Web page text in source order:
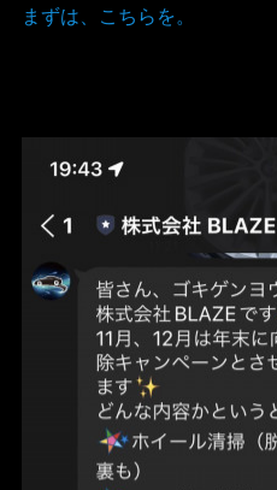
まずは、こちらを。